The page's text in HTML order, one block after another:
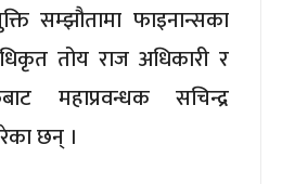
सम्झौतामा फाइनान्सका
तोय राज अधिकारी र
महाप्रवन्धक सचिन्द्र
छन् ।